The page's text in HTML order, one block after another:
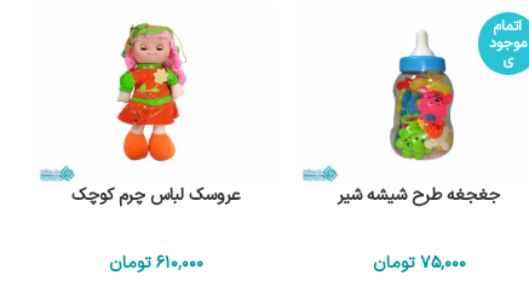
اتمام
موجود
ی
جغجغه طرح شیشه شیر
75٬000 تومان
عروسک لباس چرم کوچک
610٬000 تومان